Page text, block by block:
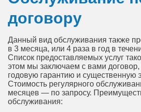
договору
Данный вид обслуживания также
в 3 месяца, или 4 раза в год в
Список предоставляемых услуг
этом мы заключаем с вами
годовую гарантию и существенную
Стоимость регулярного
месяцев — по запросу.
обслуживания: